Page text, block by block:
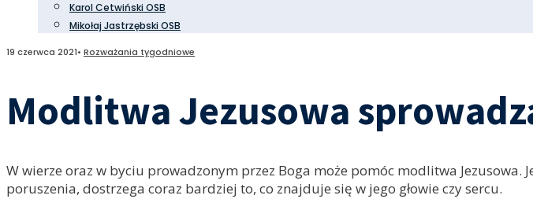
Karol Cetwiński OSB
Mikołaj Jastrzębski OSB
19 czerwca 2021• Rozważania tygodniowe
Modlitwa Jezusowa
W wierze oraz w byciu prowadzonym przez Boga może pomóc modlitwa Jezusowa.
poruszenia, dostrzega coraz bardziej to, co znajduje się w jego głowie czy sercu.